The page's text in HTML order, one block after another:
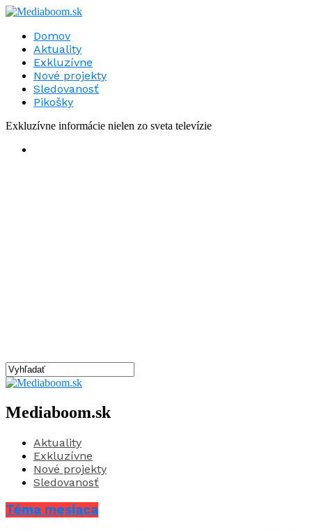
Domov
Aktuality
Exkluzívne
Nové projekty
Sledovanosť
Pikošky
Exkluzívne informácie nielen zo sveta televízie
Mediaboom.sk
Aktuality
Exkluzívne
Nové projekty
Sledovanosť
Téma mesiaca